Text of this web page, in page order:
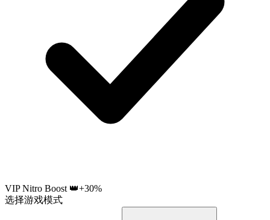
VIP Nitro Boost 👑+30%
选择游戏模式